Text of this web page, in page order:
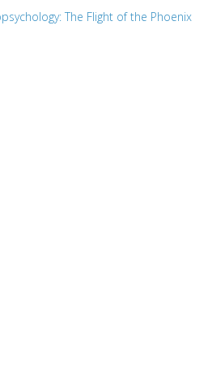
The Flight of the Phoenix